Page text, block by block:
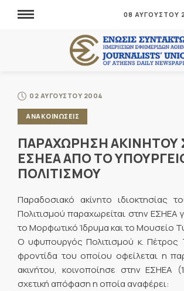
08 ΑΥΓΟΥΣΤΟΥ
02 ΑΥΓΟΥΣΤΟΥ 2004
ΑΝΑΚΟΙΝΩΣΕΙΣ
ΠΑΡΑΧΩΡΗΣΗ ΑΚΙΝΗΤΟΥ
ΕΣΗΕΑ ΑΠΟ ΤΟ
ΠΟΛΙΤΙΣΜΟΥ
Παραδοσιακό ακίνητο ιδιοκτησίας
Πολιτισμού παραχωρείται στην ΕΣΗΕΑ
το Μορφωτικό Ίδρυμα και το Μουσείο
Ο υφυπουργός Πολιτισμού κ. Πέτρος
φροντίδα του οποίου οφείλεται η
ακινήτου, κοινοποίησε στην ΕΣΗΕΑ
σχετική απόφαση η οποία αναφέρει: